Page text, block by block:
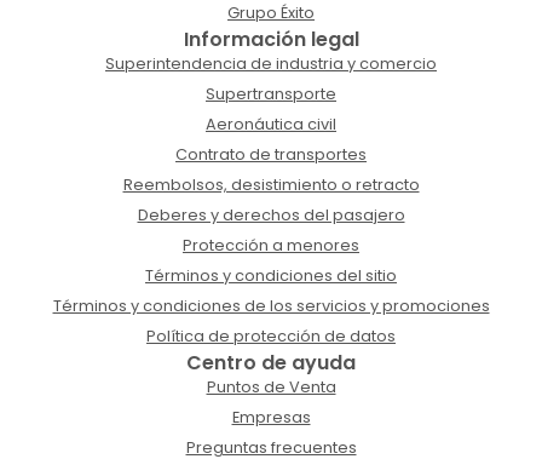
Grupo Éxito
Información legal
Superintendencia de industria y comercio
Supertransporte
Aeronáutica civil
Contrato de transportes
Reembolsos, desistimiento o retracto
Deberes y derechos del pasajero
Protección a menores
Términos y condiciones del sitio
Términos y condiciones de los servicios y promociones
Política de protección de datos
Centro de ayuda
Puntos de Venta
Empresas
Preguntas frecuentes